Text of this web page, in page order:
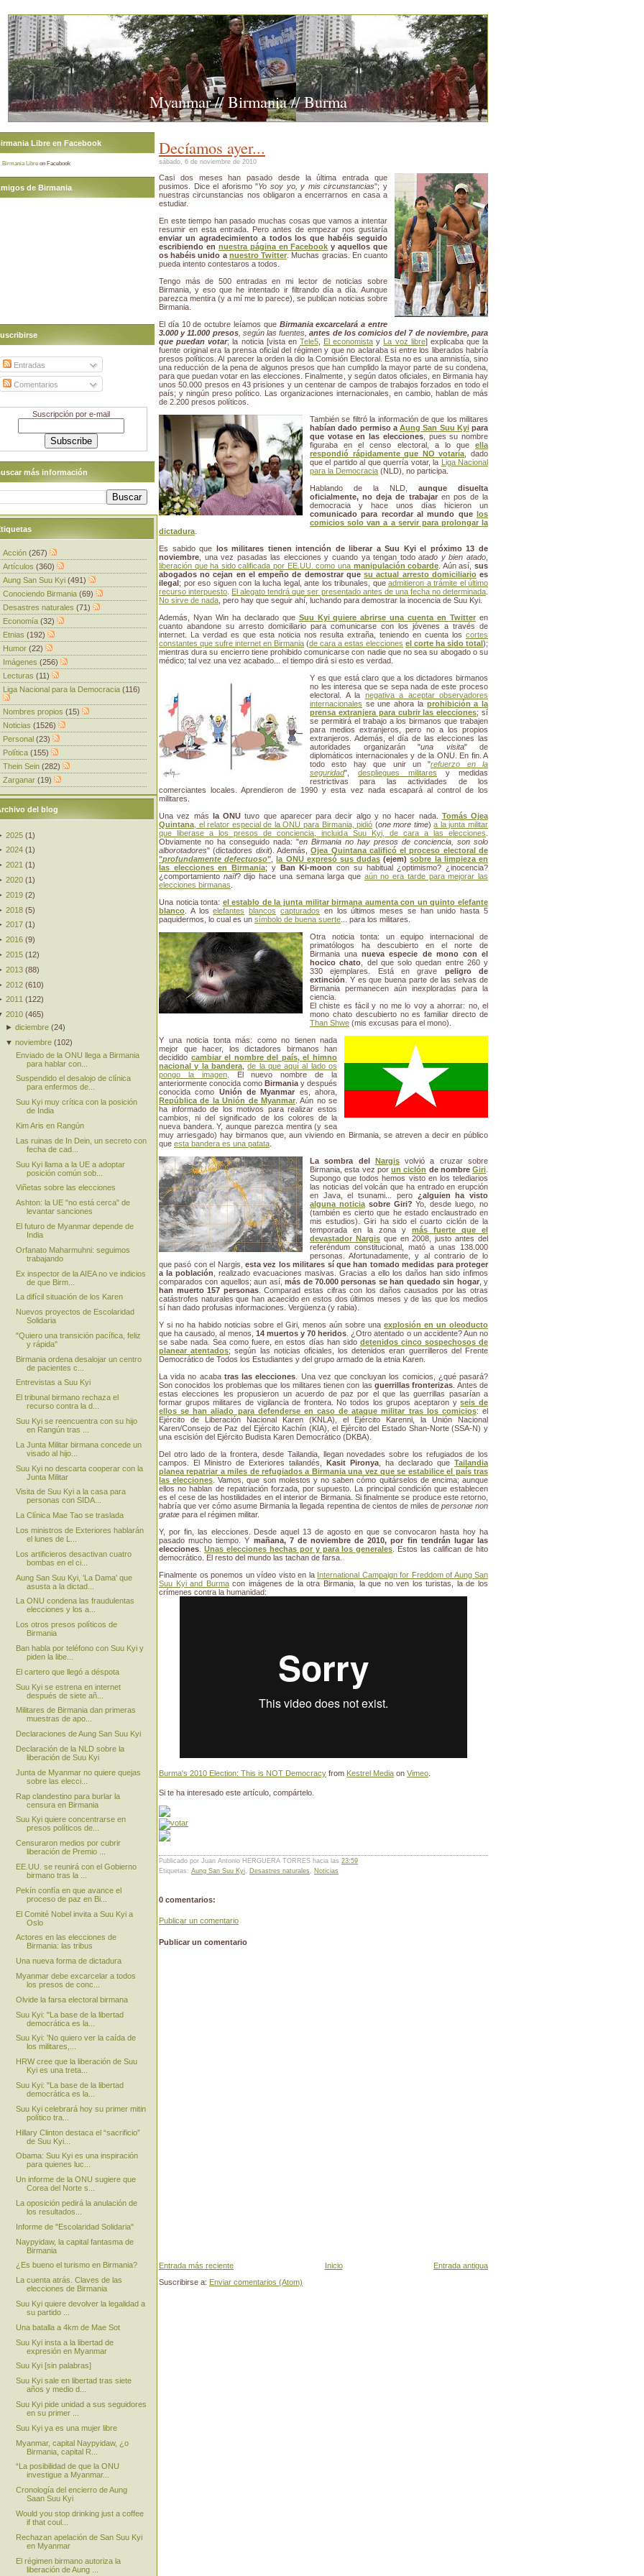
Myanmar // Birmania // Burma
Decíamos ayer...
sábado, 6 de noviembre de 2010
Casi dos meses han pasado desde la última entrada que
pusimos. Dice el aforismo "Yo soy yo, y mis circunstancias"; y
nuestras circunstancias nos obligaron a encerrarnos en casa a
estudiar.
En este tiempo han pasado muchas cosas que vamos a intentar
resumir en esta entrada. Pero antes de empezar nos gustaría
enviar un agradecimiento a todos los que habéis seguido
escribiendo en nuestra página en Facebook y aquellos que
os habéis unido a nuestro Twitter . Muchas gracias. En cuanto
pueda intento contestaros a todos.
Tengo más de 500 entradas en mi lector de noticias sobre
Birmania, y eso que he intentado ir filtrando día a día. Aunque
parezca mentira (y a mí me lo parece), se publican noticias sobre
Birmania.
El día 10 de octubre leíamos que Birmania excarcelará a entre
3.000 y 11.000 presos, según las fuentes,antes de los comicios del 7 de noviembre, para
que puedan votar; la noticia [vista en Tele5, El economista y La voz libre] explicaba que la
fuente original era la prensa oficial del régimen y que no aclaraba si entre los liberados habría
presos políticos. Al parecer la orden la dio la Comisión Electoral. Esta no es una amnistía, sino
una reducción de la pena de algunos presos que han cumplido la mayor parte de su condena,
para que puedan votar en las elecciones. Finalmente, y según datos oficiales, en Birmania hay
unos 50.000 presos en 43 prisiones y un centenar de campos de trabajos forzados en todo el
país; y ningún preso político. Las organizaciones internacionales, en cambio, hablan de más
de 2.200 presos políticos.
También se filtró la información de que los militares
habían dado permiso a Aung San Suu Kyipara
que votase en las elecciones, pues su nombre
figuraba en el censo electoral, a lo que ella
respondió rápidamente que NO votaría , dado
que el partido al que querría votar, la Liga Nacional
para la Democracia (NLD), no participa.
Hablando de la NLD, aunque disuelta
oficialmente, no deja de trabajaren pos de la
democracia y hace unos días hicieron un
comunicado para recordar al mundo que los
comicios solo van a a servir para prolongar la
dictadura
Es sabido que los militares tienen intención de liberar a Suu Kyi el próximo 13 de
noviembre , una vez pasadas las elecciones y cuando ya tengan todoatado y bien atado
liberación que ha sido calificada por EE.UU. como una manipulación cobarde . Aún así,sus
abogados no cejan en el empeño de demostrar quesu actual arresto domiciliarioes
ilegal; por eso siguen con la lucha legal, ante los tribunales, que admitieron a trámite el último
recurso interpuesto El alegato tendrá que ser presentado antes de una fecha no determinada
No sirve de nada , pero hay que seguir ahí, luchando para demostrar la inocencia de Suu Kyi.
Además, Nyan Win ha declarado que Suu Kyi quiere abrirse una cuenta en Twitter en
cuanto abandone su arresto domiciliario para comunicarse con los jóvenes a través de
internet. La verdad es que esta noticia nos resulta extraña, teniendo en cuenta los cortes
constantes que sufre internet en Birmania (de cara a estas elecciones el corte ha sido total);
mientras dura su encierro tiene prohibido comunicarse con nadie que no sea su abogado o su
médico; tal vez una vez acabado... el tiempo dirá si esto es verdad.
Y es que está claro que a los dictadores birmanos
no les interesa que se sepa nada de este proceso
electoral. A la negativa a aceptar observadores
internacionales se une ahora la prohibición a la
prensa extranjera para cubrir las elecciones; sí
se permitirá el trabajo a los birmanos que trabajen
para medios extranjeros, pero no a los propios
extranjeros. Además, el día de las elecciones las
autoridades organizarán "una visita" de
diplomáticos internacionales y de la ONU. En fin. A
todo esto hay que unir un "refuerzo en la
seguridad", despliegues militares y medidas
restrictivas para las actividades de los
comerciantes locales. Aprendieron de 1990 y esta vez nada escapará al control de los
militares.
Una vez más la ONU tuvo que aparecer para decir algo y no hacer nada. Tomás Ojea
Quintana , el relator especial de la ONU para Birmania, pidió (one more time)a la junta militar
que liberase a los presos de conciencia, incluida Suu Kyi, de cara a las elecciones
Obviamente no ha conseguido nada: "en Birmania no hay presos de conciencia, son solo
alborotadores" (dictadores dixit). Además,Ojea Quintana calificó el proceso electoral de
"profundamente defectuoso" ,la ONU expresó sus dudas (ejem)sobre la limpieza en
las elecciones en Birmania; y Ban Ki-moon con su habitual ¿optimismo? ¿inocencia?
¿comportamiento naïf? dijo hace una semana larga que aún no era tarde para mejorar las
elecciones birmanas
Una noticia tonta: el establo de la junta militar birmana aumenta con un quinto elefante
blanco . A loselefantes blancos capturados en los últimos meses se han unido hasta 5
paquidermos, lo cual es un símbolo de buena suerte ... para los militares.
Otra noticia tonta: un equipo internacional de
primatólogos ha descubierto en el norte de
Birmania unanueva especie de mono con el
hocico chato , del que solo quedan entre 260 y
330 ejemplares. Está en grave peligro de
extinción . Y es que buena parte de las selvas de
Birmania permanecen aún inexploradas para la
ciencia.
El chiste es fácil y no me lo voy a ahorrar: no, el
mono chato descubierto no es familiar directo de
Than Shwe (mis excusas para el mono).
Y una noticia tonta más: como no tienen nada
mejor que hacer, los dictadores birmanos han
decidido cambiar el nombre del país, el himno
nacional y la bandera,de la que aquí al lado os
pongo la imagen. El nuevo nombre de la
anteriormente conocida como Birmania y después
conocida como Unión de Myanmar es, ahora,
República de la Unión de Myanmar. Aún no se
ha informado de los motivos para realizar estos
cambios, ni del significado de los colores de la
nueva bandera. Y, aunque parezca mentira (y sea
muy arriesgado) hay birmanos que, aun viviendo en Birmania, se atreven a decir en público
que esta bandera es una patata
La sombra del Nargisvolvió a cruzar sobre
Birmania, esta vez por un ciclón de nombre Giri
Supongo que todos hemos visto en los telediarios
las noticias del volcán que ha entrado en erupción
en Java, el tsunami... pero¿alguien ha visto
alguna noticiasobre Giri? Yo, desde luego, no
(también es cierto que he estado enclaustrado en
mis estudios). Giri ha sido el cuarto ciclón de la
temporada en la zona y más fuerte que el
devastador Nargisque en 2008, justo antes del
referéndum constitucional, mató a unas 138.000
personas. Afortunadamente, y al contrario de lo
que pasó con el Nargis, esta vez los militares sí que han tomado medidas para proteger
a la población , realizado evacuaciones masivas. Gracias a ello los daños han sido ínfimos
comparados con aquellos; aun así,más de 70.000 personas se han quedado sin hogar, y
han muerto 157 personas. Comparad estas cifras con los daños causados por las otras
catástrofes naturales que han acaecido en estos dos últimos meses y de las que los medios
sí han dado profusas informaciones. Vergüenza (y rabia).
Y si no ha habido noticias sobre el Giri, menos aún sobre una explosión en un oleoducto
que ha causado, al menos, 14 muertos y 70 heridos . ¿Otro atentado o un accidente? Aun no
se sabe nada. Sea como fuere, en estos días han sido detenidos cinco sospechosos de
planear atentados; según las noticias oficiales, los detenidos eran guerrilleros del Frente
Democrático de Todos los Estudiantes y del grupo armado de la etnia Karen.
La vida no acaba tras las elecciones . Una vez que concluyan los comicios, ¿qué pasará?
Son conocidos los problemas que los militares tienen con lasguerrillas fronterizas . Antes de
estas elecciones les propusieron un acuerdo de paz por el que las guerrillas pasarían a
formar grupos militares de vigilancia de frontera. No todos los grupos aceptaron yseis de
ellos se han aliado para defenderse en caso de ataque militar tras los comicios: el
Ejército de Liberación Nacional Karen (KNLA), el Ejército Karenni, la Unión Nacional
Karen/Consejo de Paz del Ejército Kachín (KIA), el Ejército del Estado Shan-Norte (SSA-N) y
una escisión del Ejército Budista Karen Democrático (DKBA).
Del otro lado de la frontera, desde Tailandia, llegan novedades sobre los refugiados de los
campos. El Ministro de Exteriores tailandés, Kasit Pironya , ha declarado que Tailandia
planea repatriar a miles de refugiados a Birmania una vez que se estabilice el país tras
las elecciones . Vamos, que son molestos y no saben cómo quitárselos de encima; aunque
ellos no hablan de repatriación forzada, por supuesto. La principal condición que establecen
es el cese de las hostilidades en el interior de Birmania. Si finalmente se produce este retorno,
habría que ver cómo asume Birmania la llegada repentina de cientos de miles de personæ non
gratæ para el régimen militar.
Y, por fin, las elecciones. Desde aquel 13 de agosto en que se convocaron hasta hoy ha
pasado mucho tiempo. Y mañana, 7 de noviembre de 2010, por fin tendrán lugar las
elecciones Unas elecciones hechas por y para los generales . Estos las califican de hito
democrático. El resto del mundo las tachan de farsa.
Finalmente os ponemos un vídeo visto en la International Campaign for Freddom of Aung San
Suu Kyi and Burmacon imágenes de la otra Birmania, la que no ven los turistas, la de los
crímenes contra la humanidad:
Burma's 2010 Election: This is NOT Democracy from Kestrel Media on Vimeo
Si te ha interesado este artículo, compártelo.
Publicado por Juan Antonio HERGUERA TORRES hacia las 23:59
Etiquetas: Aung San Suu Kyi, Desastres naturales, Noticias
0 comentarios:
Publicar un comentario
Publicar un comentario
Entrada más reciente Entrada antigua
Inicio
Suscribirse a: Enviar comentarios (Atom)
Libre en Facebook
Birmania Libre on Facebook
de Birmania
Entradas
Comentarios
Suscripción por e-mail
más información
Acción (267)
Artículos (360)
Aung San Suu Kyi (491)
Conociendo Birmania (69)
Desastres naturales (71)
Economía (32)
Etnias (192)
Humor (22)
Imágenes (256)
Lecturas (11)
Liga Nacional para la Democracia (116)
Nombres propios (15)
Noticias (1526)
Personal (23)
Política (155)
Thein Sein (282)
Zarganar (19)
del blog
2025 (1)
2024 (1 )
2021 (1)
2020 (1)
2019 (2)
2018 (5)
2017 (1 )
2016 (9)
2015 (12)
2013 (88)
2012 (610)
2011 (122)
2010 (465)
►diciembre (24)
▼noviembre (102)
Enviado de la ONU llega a Birmania
para hablar con...
Suspendido el desalojo de clínica
para enfermos de...
Suu Kyi muy crítica con la posición
de India
Kim Aris en Rangún
Las ruinas de In Dein, un secreto con
fecha de cad...
Suu Kyi llama a la UE a adoptar
posición común sob...
Viñetas sobre las elecciones
Ashton: la UE "no está cerca" de
levantar sanciones
El futuro de Myanmar depende de
India
Orfanato Maharmuhni: seguimos
trabajando
Ex inspector de la AIEA no ve indicios
de que Birm...
La difícil situación de los Karen
Nuevos proyectos de Escolaridad
Solidaria
"Quiero una transición pacífica, feliz
y rápida"
Birmania ordena desalojar un centro
de pacientes c...
Entrevistas a Suu Kyi
El tribunal birmano rechaza el
recurso contra la d...
Suu Kyi se reencuentra con su hijo
en Rangún tras ...
La Junta Militar birmana concede un
visado al hijo...
Suu Kyi no descarta cooperar con la
Junta Militar
Visita de Suu Kyi a la casa para
personas con SIDA...
La Clínica Mae Tao se traslada
Los ministros de Exteriores hablarán
el lunes de L...
Los artificieros desactivan cuatro
bombas en el ci...
Aung San Suu Kyi, 'La Dama' que
asusta a la dictad...
La ONU condena las fraudulentas
elecciones y los a...
Los otros presos políticos de
Birmania
Ban habla por teléfono con Suu Kyi y
piden la libe...
El cartero que llegó a déspota
Suu Kyi se estrena en internet
después de siete añ...
Militares de Birmania dan primeras
muestras de apo...
Declaraciones de Aung San Suu Kyi
Declaración de la NLD sobre la
liberación de Suu Kyi
Junta de Myanmar no quiere quejas
sobre las elecci...
Rap clandestino para burlar la
censura en Birmania
Suu Kyi quiere concentrarse en
presos políticos de...
Censuraron medios por cubrir
liberación de Premio ...
EE.UU. se reunirá con el Gobierno
birmano tras la ...
Pekín confía en que avance el
proceso de paz en Bi...
El Comité Nobel invita a Suu Kyi a
Oslo
Actores en las elecciones de
Birmania: las tribus
Una nueva forma de dictadura
Myanmar debe excarcelar a todos
los presos de conc...
Olvide la farsa electoral birmana
Suu Kyi: "La base de la libertad
democrática es la...
Suu Kyi: 'No quiero ver la caída de
los militares,...
HRW cree que la liberación de Suu
Kyi es una treta...
Suu Kyi: "La base de la libertad
democrática es la...
Suu Kyi celebrará hoy su primer mitin
político tra...
Hillary Clinton destaca el “sacrificio”
de Suu Kyi...
Obama: Suu Kyi es una inspiración
para quienes luc...
Un informe de la ONU sugiere que
Corea del Norte s...
La oposición pedirá la anulación de
los resultados...
Informe de "Escolaridad Solidaria"
Naypyidaw, la capital fantasma de
Birmania
¿Es bueno el turismo en Birmania?
La cuenta atrás. Claves de las
elecciones de Birmania
Suu Kyi quiere devolver la legalidad a
su partido ...
Una batalla a 4km de Mae Sot
Suu Kyi insta a la libertad de
expresión en Myanmar
Suu Kyi [sin palabras]
Suu Kyi sale en libertad tras siete
años y medio d...
Suu Kyi pide unidad a sus seguidores
en su primer ...
Suu Kyi ya es una mujer libre
Myanmar, capital Naypyidaw, ¿o
Birmania, capital R...
“La posibilidad de que la ONU
investigue a Myanmar...
Cronología del encierro de Aung
Saan Suu Kyi
Would you stop drinking just a coffee
if that coul...
Rechazan apelación de San Suu Kyi
en Myanmar
El régimen birmano autoriza la
liberación de Aung ...